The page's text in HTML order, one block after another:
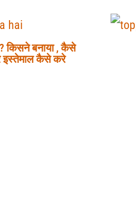
किसने बनाया , कैसे
इस्तेमाल कैसे करे